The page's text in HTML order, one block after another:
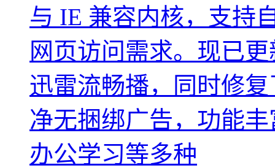
与 IE 兼容内核，支持
网页访问需求。现已
迅雷流畅播，同时修
净无捆绑广告，功能
办公学习等多种